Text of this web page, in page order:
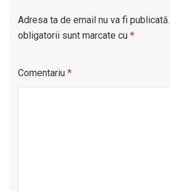
Adresa ta de email nu va fi publicată.
obligatorii sunt marcate cu *
Comentariu *